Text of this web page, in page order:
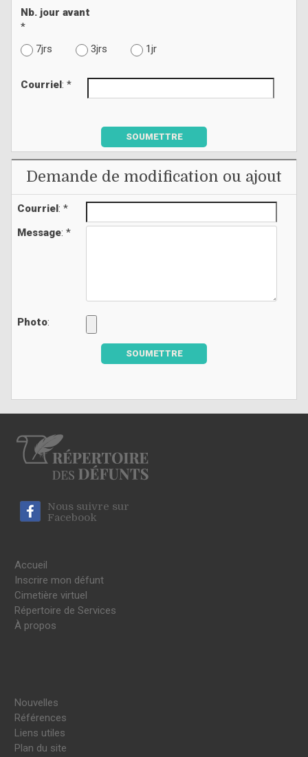
Nb. jour avant
*
7jrs
3jrs 1jr
Courriel : *
SOUMETTRE
Demande de modification ou ajout
Courriel: *
Message: *
Photo:
SOUMETTRE
Nous suivre sur
Facebook
Accueil
Inscrire mon défunt
Cimetière virtuel
Répertoire de Services
À propos
Nouvelles
Références
Liens utiles
Plan du site